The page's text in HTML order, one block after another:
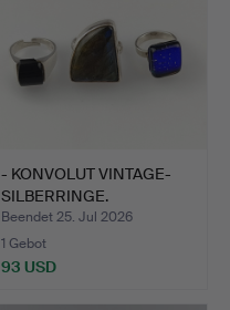
- KONVOLUT VINTAGE-
SILBERRINGE.
Beendet 25. Jul 2026
1 Gebot
93 USD